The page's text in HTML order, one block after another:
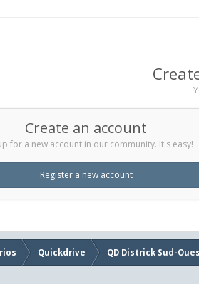
Create an account
for a new account in our community. It's easy!
Register a new account
Quickdrive QD Districk Sud-